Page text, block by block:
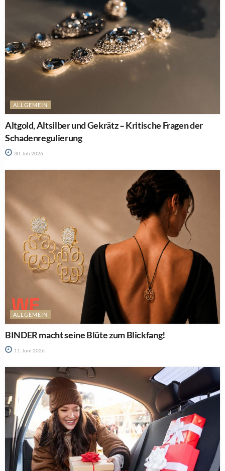
ALLGEMEIN
Altgold, Altsilber und Gekrätz – Kritische Fragen der
Schadenregulierung
30. Juli 2026
ALLGEMEIN
BINDER macht seine Blüte zum Blickfang!
11. Juni 2026